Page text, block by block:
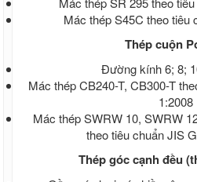
Thép Việt Mỹ
Thép Việt Đức
Thép Việt Úc
Thép Việt Ý
Thép ống mạ kẽm nhúng nóng
Thép ống mạ kẽm Hoà Phát
Thép ống mạ kẽm Hoa Sen
Thép ống mạ kẽm
Vật tư phụ xây dựng, nông nghiệp,
nghiệp
Mác thép S45C theo tiêu
Thép cuộn
Đường kính 6; 8;
Mác thép CB240-T, CB300-T
1:2008
Mác thép SWRW 10, SWRW
theo tiêu chuẩn JIS
Thép góc cạnh đều